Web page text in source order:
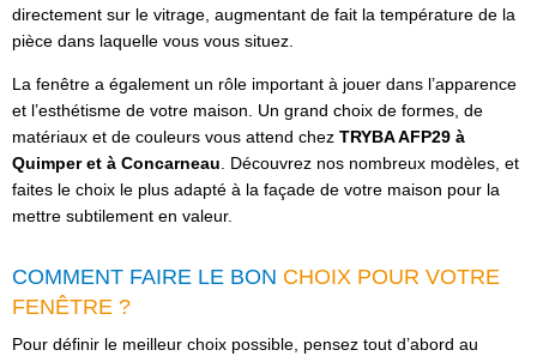
directement sur le vitrage, augmentant de fait la température de la
pièce dans laquelle vous vous situez.
La fenêtre a également un rôle important à jouer dans l’apparence
et l’esthétisme de votre maison. Un grand choix de formes, de
matériaux et de couleurs vous attend chez TRYBA AFP29 à
Quimper et à Concarneau. Découvrez nos nombreux modèles, et
faites le choix le plus adapté à la façade de votre maison pour la
mettre subtilement en valeur.
COMMENT FAIRE LE BON CHOIX POUR VOTRE
FENÊTRE ?
Pour définir le meilleur choix possible, pensez tout d’abord au